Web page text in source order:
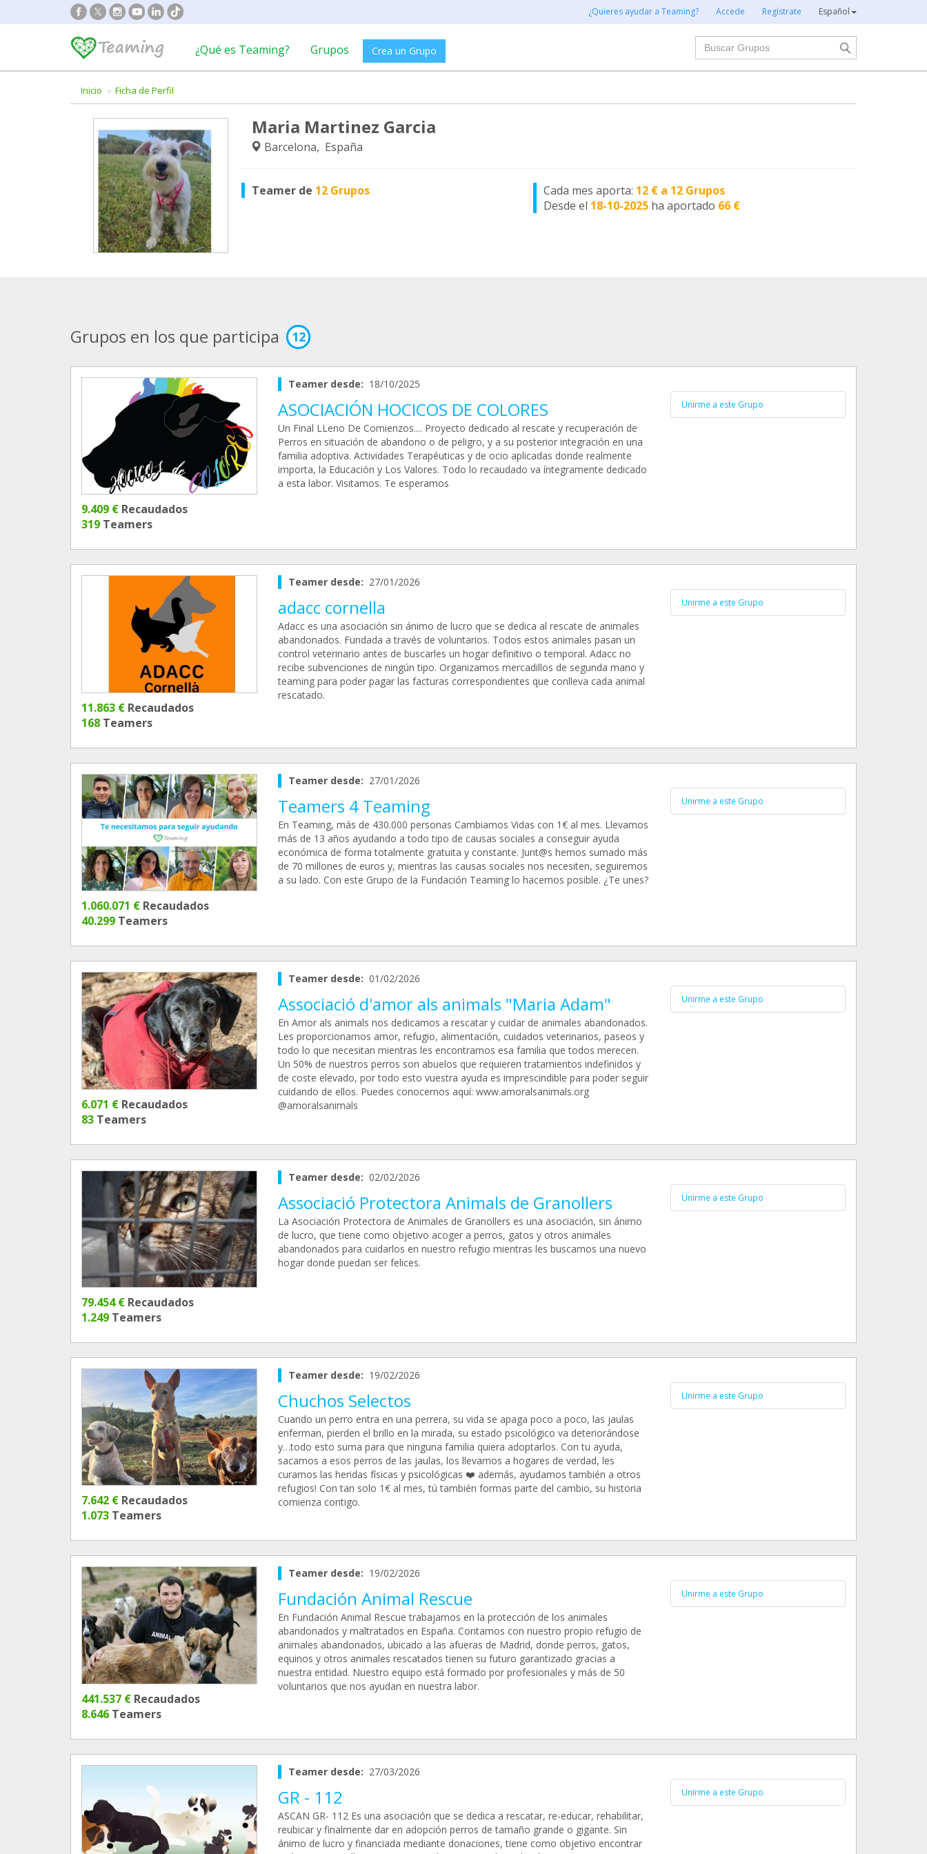
¿Quieres ayudar a Teaming? Accede Regístrate Español
¿Qué es Teaming? Grupos Crea un Grupo
Buscar
Inicio Ficha de Perfil
Maria Martinez Garcia
Barcelona, España
Teamer de 12 Grupos Cada mes aporta: 12 € a 12 Grupos
Desde el 18-10-2025 ha aportado 66 €
Grupos en los que participa 12
9.409 € Recaudados
319 Teamers
Teamer desde: 18/10/2025
ASOCIACIÓN HOCICOS DE COLORES
Un Final LLeno De Comienzos.... Proyecto dedicado al rescate y recuperación de
Perros en situación de abandono o de peligro, y a su posterior integración en una
familia adoptiva. Actividades Terapéuticas y de ocio aplicadas donde realmente
importa, la Educación y Los Valores. Todo lo recaudado va íntegramente dedicado
a esta labor. Visitamos. Te esperamos
Unirme a este Grupo
11.863 € Recaudados
168 Teamers
Teamer desde: 27/01/2026
adacc cornella
Adacc es una asociación sin ánimo de lucro que se dedica al rescate de animales
abandonados. Fundada a través de voluntarios. Todos estos animales pasan un
control veterinario antes de buscarles un hogar definitivo o temporal. Adacc no
recibe subvenciones de ningún tipo. Organizamos mercadillos de segunda mano y
teaming para poder pagar las facturas correspondientes que conlleva cada animal
rescatado.
Unirme a este Grupo
1.060.071 € Recaudados
40.299 Teamers
Teamer desde: 27/01/2026
Teamers 4 Teaming
En Teaming, más de 430.000 personas Cambiamos Vidas con 1€ al mes. Llevamos
más de 13 años ayudando a todo tipo de causas sociales a conseguir ayuda
económica de forma totalmente gratuita y constante. Junt@s hemos sumado más
de 70 millones de euros y, mientras las causas sociales nos necesiten, seguiremos
a su lado. Con este Grupo de la Fundación Teaming lo hacemos posible. ¿Te unes?
Unirme a este Grupo
6.071 € Recaudados
83 Teamers
Teamer desde: 01/02/2026
Associació d'amor als animals "Maria Adam"
En Amor als animals nos dedicamos a rescatar y cuidar de animales abandonados.
Les proporcionamos amor, refugio, alimentación, cuidados veterinarios, paseos y
todo lo que necesitan mientras les encontramos esa familia que todos merecen.
Un 50% de nuestros perros son abuelos que requieren tratamientos indefinidos y
de coste elevado, por todo esto vuestra ayuda es imprescindible para poder seguir
cuidando de ellos. Puedes conocernos aquí: www.amoralsanimals.org
@amoralsanimals
Unirme a este Grupo
79.454 € Recaudados
1.249 Teamers
Teamer desde: 02/02/2026
Associació Protectora Animals de Granollers
La Asociación Protectora de Animales de Granollers es una asociación, sin ánimo
de lucro, que tiene como objetivo acoger a perros, gatos y otros animales
abandonados para cuidarlos en nuestro refugio mientras les buscamos una nuevo
hogar donde puedan ser felices.
Unirme a este Grupo
7.642 € Recaudados
1.073 Teamers
Teamer desde: 19/02/2026
Chuchos Selectos
Cuando un perro entra en una perrera, su vida se apaga poco a poco, las jaulas
enferman, pierden el brillo en la mirada, su estado psicológico va deteriorándose
y…todo esto suma para que ninguna familia quiera adoptarlos. Con tu ayuda,
sacamos a esos perros de las jaulas, los llevamos a hogares de verdad, les
curamos las heridas físicas y psicológicas ❤️ además, ayudamos también a otros
refugios! Con tan solo 1€ al mes, tú también formas parte del cambio, su historia
comienza contigo.
Unirme a este Grupo
441.537 € Recaudados
8.646 Teamers
Teamer desde: 19/02/2026
Fundación Animal Rescue
En Fundación Animal Rescue trabajamos en la protección de los animales
abandonados y maltratados en España. Contamos con nuestro propio refugio de
animales abandonados, ubicado a las afueras de Madrid, donde perros, gatos,
equinos y otros animales rescatados tienen su futuro garantizado gracias a
nuestra entidad. Nuestro equipo está formado por profesionales y más de 50
voluntarios que nos ayudan en nuestra labor.
Unirme a este Grupo
Teamer desde: 27/03/2026
GR - 112
ASCAN GR- 112 Es una asociación que se dedica a rescatar, re-educar, rehabilitar,
reubicar y finalmente dar en adopción perros de tamaño grande o gigante. Sin
ánimo de lucro y financiada mediante donaciones, tiene como objetivo encontrar
Unirme a este Grupo